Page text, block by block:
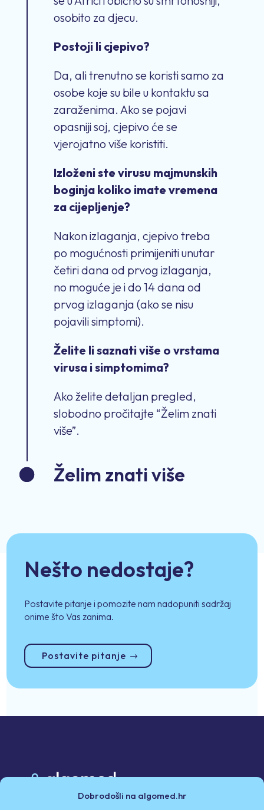
Dobrodošli na algomed.hr
osobito za djecu.
Postoji li cjepivo?
Da, ali trenutno se koristi samo za
osobe koje su bile u kontaktu sa
zaraženima. Ako se pojavi
opasniji soj, cjepivo će se
vjerojatno više koristiti.
Izloženi ste virusu majmunskih
boginja koliko imate vremena
za cijepljenje?
Nakon izlaganja, cjepivo treba
po mogućnosti primijeniti unutar
četiri dana od prvog izlaganja,
no moguće je i do 14 dana od
prvog izlaganja (ako se nisu
pojavili simptomi).
Želite li saznati više o vrstama
virusa i simptomima?
Ako želite detaljan pregled,
slobodno pročitajte “Želim znati
više”.
Želim znati više
Nešto nedostaje?
Postavite pitanje i pomozite nam nadopuniti sadržaj
onime što Vas zanima.
Postavite pitanje